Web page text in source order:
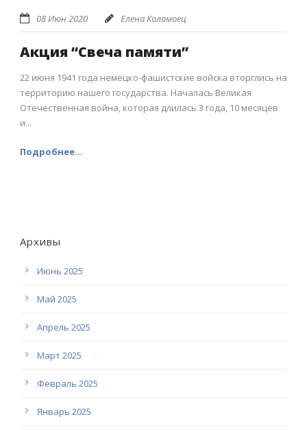
08 Июн 2020 Елена Коломоец
Акция “Свеча памяти”
22 июня 1941 года немецко-фашистские войска вторглись на
территорию нашего государства. Началась Великая
Отечественная война, которая длилась 3 года, 10 месяцев
и...
Подробнее...
Архивы
Июнь 2025
Май 2025
Апрель 2025
Март 2025
Февраль 2025
Январь 2025